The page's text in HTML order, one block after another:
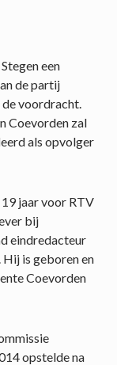
een
de partij
voordracht.
Coevorden zal
als opvolger
jaar voor RTV
bij
eindredacteur
is geboren en
Coevorden
opstelde na